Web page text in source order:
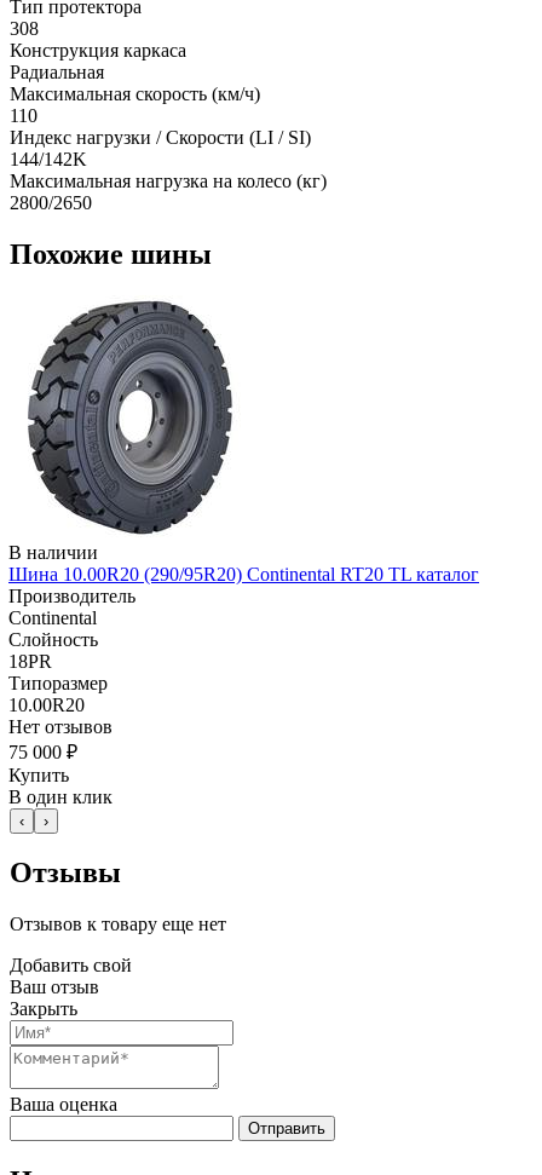
Тип протектора
308
Конструкция каркаса
Радиальная
Максимальная скорость (км/ч)
110
Индекс нагрузки / Скорости (LI / SI)
144/142K
Максимальная нагрузка на колесо (кг)
2800/2650
Похожие шины
В наличии
Шина 10.00R20 (290/95R20) Continental RT20 TL каталог
Производитель
Continental
Слойность
18PR
Типоразмер
10.00R20
Нет отзывов
75 000 ₽
Купить
В один клик
‹ ›
Отзывы
Отзывов к товару еще нет
Добавить свой
Ваш отзыв
Закрыть
Ваша оценка
Отправить